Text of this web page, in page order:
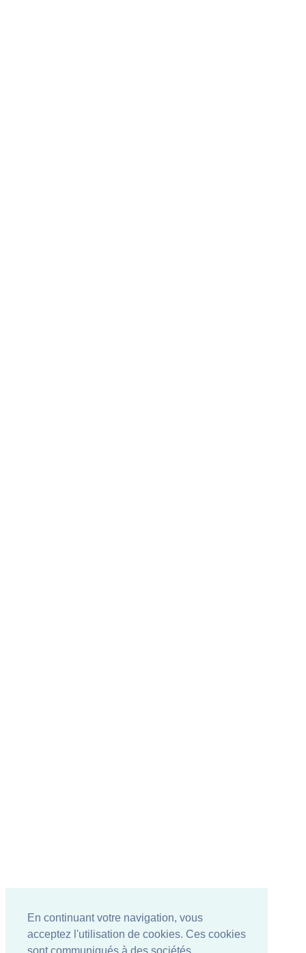
En continuant votre navigation, vous
acceptez l'utilisation de cookies. Ces cookies